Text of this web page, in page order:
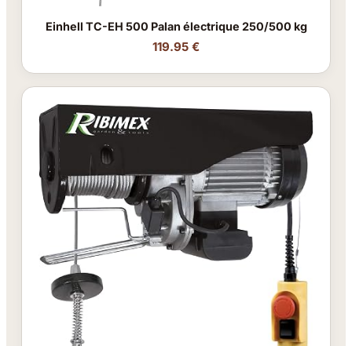
Einhell TC-EH 500 Palan électrique 250/500 kg
119.95 €